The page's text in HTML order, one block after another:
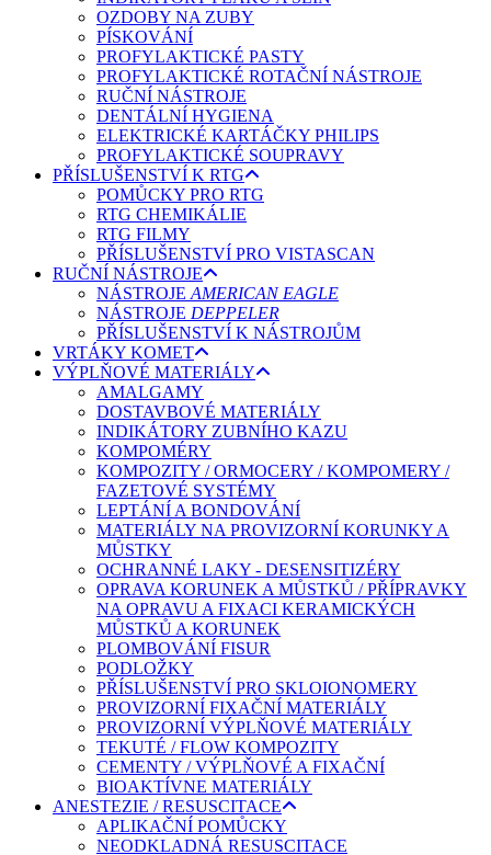
OZDOBY NA ZUBY
PÍSKOVÁNÍ
PROFYLAKTICKÉ PASTY
PROFYLAKTICKÉ ROTAČNÍ NÁSTROJE
RUČNÍ NÁSTROJE
DENTÁLNÍ HYGIENA
ELEKTRICKÉ KARTÁČKY PHILIPS
PROFYLAKTICKÉ SOUPRAVY
PŘÍSLUŠENSTVÍ K RTG
POMŮCKY PRO RTG
RTG CHEMIKÁLIE
RTG FILMY
PŘÍSLUŠENSTVÍ PRO VISTASCAN
RUČNÍ NÁSTROJE
NÁSTROJE AMERICAN EAGLE
NÁSTROJE DEPPELER
PŘÍSLUŠENSTVÍ K NÁSTROJŮM
VRTÁKY KOMET
VÝPLŇOVÉ MATERIÁLY
AMALGAMY
DOSTAVBOVÉ MATERIÁLY
INDIKÁTORY ZUBNÍHO KAZU
KOMPOMÉRY
KOMPOZITY / ORMOCERY / KOMPOMERY /
FAZETOVÉ SYSTÉMY
LEPTÁNÍ A BONDOVÁNÍ
MATERIÁLY NA PROVIZORNÍ KORUNKY A
MŮSTKY
OCHRANNÉ LAKY - DESENSITIZÉRY
OPRAVA KORUNEK A MŮSTKŮ / PŘÍPRAVKY
NA OPRAVU A FIXACI KERAMICKÝCH
MŮSTKŮ A KORUNEK
PLOMBOVÁNÍ FISUR
PODLOŽKY
PŘÍSLUŠENSTVÍ PRO SKLOIONOMERY
PROVIZORNÍ FIXAČNÍ MATERIÁLY
PROVIZORNÍ VÝPLŇOVÉ MATERIÁLY
TEKUTÉ / FLOW KOMPOZITY
CEMENTY / VÝPLŇOVÉ A FIXAČNÍ
BIOAKTÍVNE MATERIÁLY
ANESTEZIE / RESUSCITACE
APLIKAČNÍ POMŮCKY
NEODKLADNÁ RESUSCITACE